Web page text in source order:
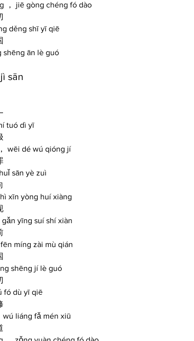
， jiē gòng chéng fó dào
děng shī yī qiē
shēng ān lè guó
sān
tuó dì yī
wēi dé wú qióng jí
sān yè zuì
xīn yòng huí xiàng
yīng suí shí xiàn
míng zài mù qián
shēng jí lè guó
fó dù yī qiē
wú liáng fǎ mén xiū